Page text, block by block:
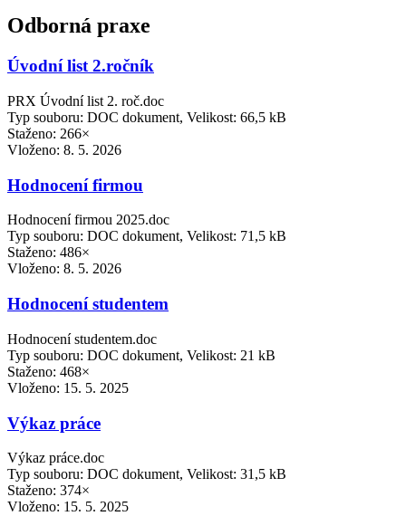
Odborná praxe
Úvodní list 2.ročník
PRX Úvodní list 2. roč.doc
Typ souboru: DOC dokument, Velikost: 66,5 kB
Staženo: 266×
Vloženo: 8. 5. 2026
Hodnocení firmou
Hodnocení firmou 2025.doc
Typ souboru: DOC dokument, Velikost: 71,5 kB
Staženo: 486×
Vloženo: 8. 5. 2026
Hodnocení studentem
Hodnocení studentem.doc
Typ souboru: DOC dokument, Velikost: 21 kB
Staženo: 468×
Vloženo: 15. 5. 2025
Výkaz práce
Výkaz práce.doc
Typ souboru: DOC dokument, Velikost: 31,5 kB
Staženo: 374×
Vloženo: 15. 5. 2025